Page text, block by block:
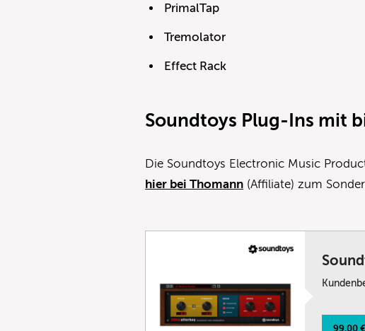
PrimalTap
Tremolator
Effect Rack
Soundtoys Plug-Ins mit
Die Soundtoys Electronic Music
hier bei Thomann (Affiliate) zum
99,00